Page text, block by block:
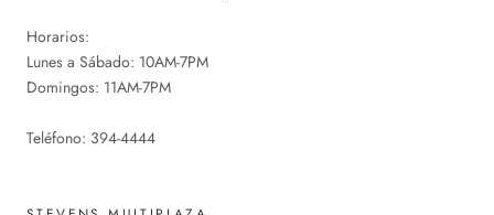
Horarios:
Lunes a Sábado: 10AM-7PM
Domingos: 11AM-7PM
Teléfono: 394-4444